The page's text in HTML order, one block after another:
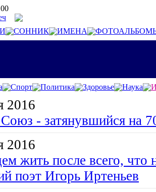
СОННИК ИМЕНА
Спорт Политика Здоровье Наука
2016
- затянувшийся на
2016
жить после всего, что
поэт Игорь Иртеньев